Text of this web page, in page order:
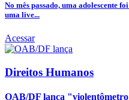
No mês passado, uma adolescente
uma live...
Acessar
Direitos Humanos
OAB/DF lança